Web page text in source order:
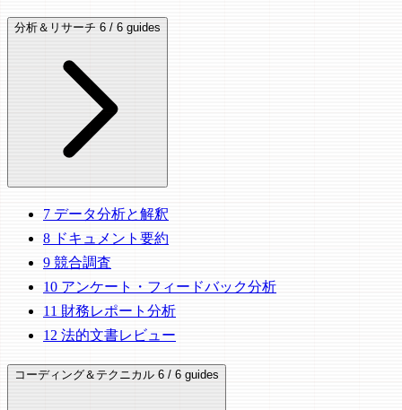
分析＆リサーチ 6 / 6 guides
7 データ分析と解釈
8 ドキュメント要約
9 競合調査
10 アンケート・フィードバック分析
11 財務レポート分析
12 法的文書レビュー
コーディング＆テクニカル 6 / 6 guides